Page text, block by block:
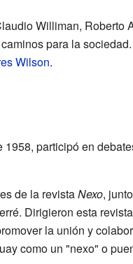
Williman, Roberto
para la
Wilson.
1958, participó en
de la revistaNexo,
Dirigieron esta
la unión y
como un "nexo" o